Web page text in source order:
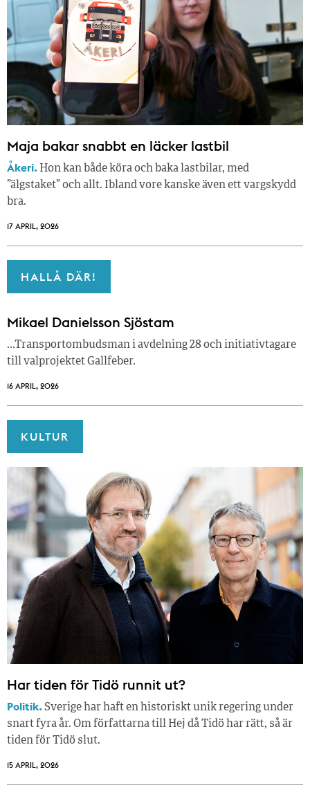
Maja bakar snabbt en läcker lastbil
Åkeri. Hon kan både köra och baka lastbilar, med
”älgstaket” och allt. Ibland vore kanske även ett vargskydd
bra.
17 APRIL, 2026
HALLÅ DÄR!
Mikael Danielsson Sjöstam
…Transportombudsman i avdelning 28 och initiativtagare
till valprojektet Gallfeber.
16 APRIL, 2026
KULTUR
Har tiden för Tidö runnit ut?
Politik.Sverige har haft en historiskt unik regering under
snart fyra år. Om författarna till Hej då Tidö har rätt, så är
tiden för Tidö slut.
15 APRIL, 2026